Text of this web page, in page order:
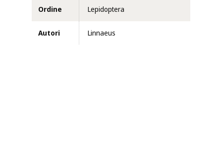
Ordine Lepidoptera
Autori Linnaeus